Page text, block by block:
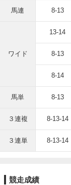
馬連 8-13
ワイド
13-14
8-13
8-14
馬単 8-13
３連複 8-13-14
３連単 8-13-14
競走成績